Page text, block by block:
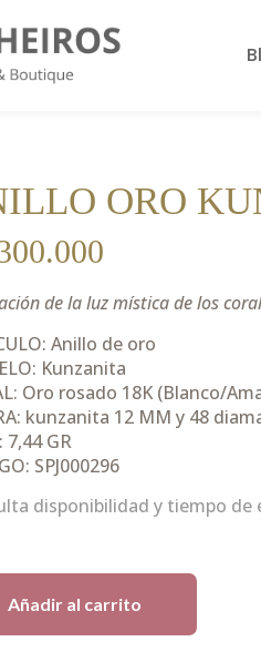
ORO
de la luz mística de los
Anillo de oro
Kunzanita
Oro rosado 18K (Blanco/
kunzanita 12 MM y 48
7,44 GR
SPJ000296
disponibilidad y tiempo de
Añadir al carrito